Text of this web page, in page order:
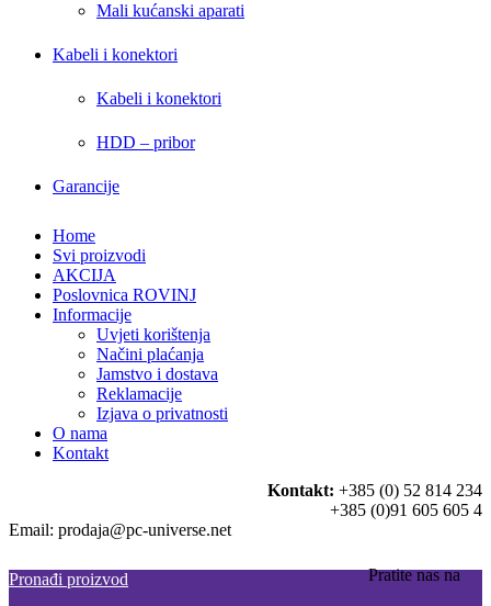
Mali kućanski aparati
Kabeli i konektori
Kabeli i konektori
HDD – pribor
Garancije
Home
Svi proizvodi
AKCIJA
Poslovnica ROVINJ
Informacije
Uvjeti korištenja
Načini plaćanja
Jamstvo i dostava
Reklamacije
Izjava o privatnosti
O nama
Kontakt
Kontakt: +385 (0) 52 814 234
+385 (0)91 605 605 4
Email: prodaja@pc-universe.net
Pratite nas na
Pronađi proizvod